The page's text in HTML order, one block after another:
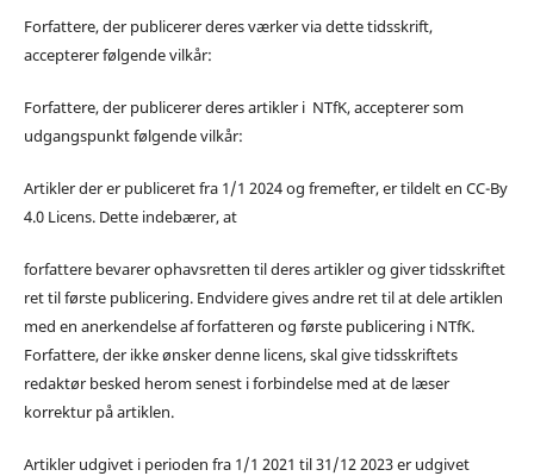
Forfattere, der publicerer deres værker via dette tidsskrift,
accepterer følgende vilkår:
Forfattere, der publicerer deres artikler i NTfK, accepterer som
udgangspunkt følgende vilkår:
Artikler der er publiceret fra 1/1 2024 og fremefter, er tildelt en CC-By
4.0 Licens. Dette indebærer, at
forfattere bevarer ophavsretten til deres artikler og giver tidsskriftet
ret til første publicering. Endvidere gives andre ret til at dele artiklen
med en anerkendelse af forfatteren og første publicering i NTfK.
Forfattere, der ikke ønsker denne licens, skal give tidsskriftets
redaktør besked herom senest i forbindelse med at de læser
korrektur på artiklen.
Artikler udgivet i perioden fra 1/1 2021 til 31/12 2023 er udgivet